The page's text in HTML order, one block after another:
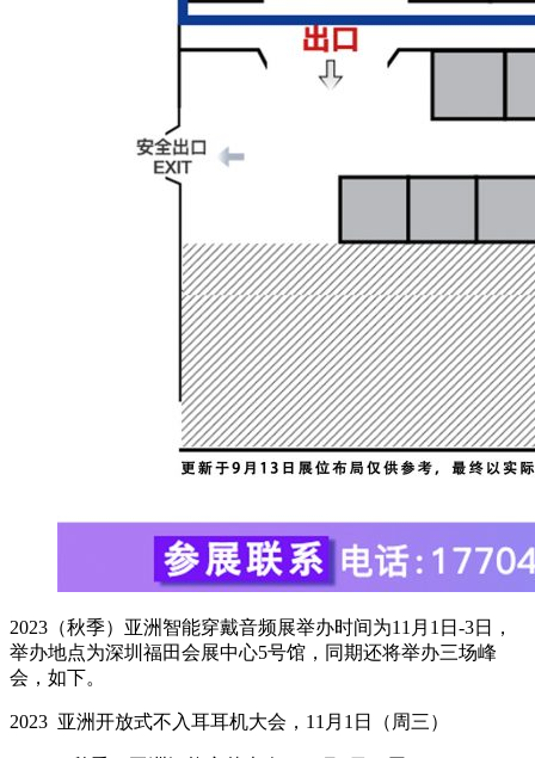
2023（秋季）亚洲智能穿戴音频展举办时间为11月1日-3日，
举办地点为深圳福田会展中心5号馆，同期还将举办三场峰
会，如下。
2023 亚洲开放式不入耳耳机大会，11月1日（周三）